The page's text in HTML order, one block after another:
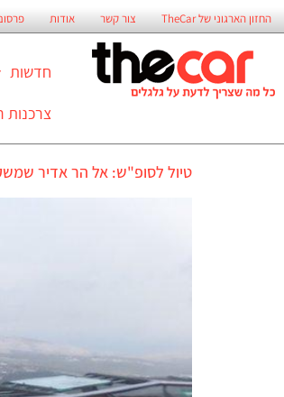
החזון הארגוני של TheCar צור קשר אודות
חדשות
צרכנות
טיול לסופ"ש: אל הר אדיר